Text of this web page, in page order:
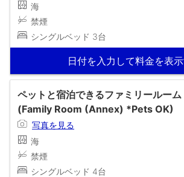
海
禁煙
シングルベッド 3台
日付を入力して料金を表
ペットと宿泊できるファミリールーム
(Family Room (Annex) *Pets OK)
写真を見る
海
禁煙
シングルベッド 4台